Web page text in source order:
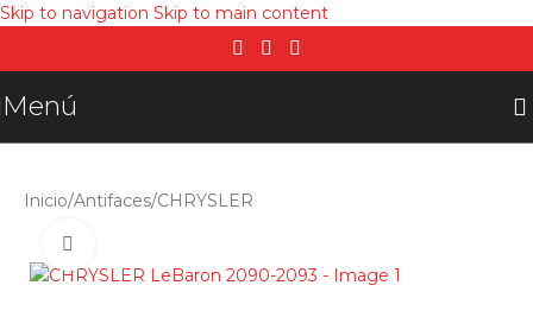
Skip to navigation Skip to main content
Menú
Inicio/Antifaces/CHRYSLER